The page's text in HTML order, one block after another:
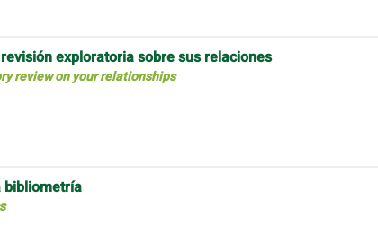
exploratoria sobre sus relaciones
review on your relationships
bibliometría